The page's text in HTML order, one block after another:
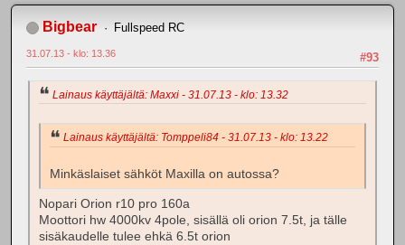
Bigbear Fullspeed RC
#93
31.07.13 - klo: 13.36
Lainaus käyttäjältä: Maxxi - 31.07.13 - klo: 13.32
Lainaus käyttäjältä: Tomppeli84 - 31.07.13 - klo: 13.22
Minkäslaiset sähköt Maxilla on autossa?
Nopari Orion r10 pro 160a
Moottori hw 4000kv 4pole, sisällä oli orion 7.5t, ja tälle
sisäkaudelle tulee ehkä 6.5t orion